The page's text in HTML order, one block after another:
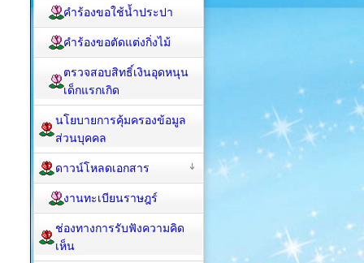
คำร้องขอใช้น้ำประปา
คำร้องขอตัดแต่งกิ่งไม้
ตรวจสอบสิทธิ์เงินอุดหนุน
เด็กแรกเกิด
นโยบายการคุ้มครองข้อมูล
ส่วนบุคคล
ดาวน์โหลดเอกสาร
งานทะเบียนราษฎร์
ช่องทางการรับฟังความคิด
เห็น